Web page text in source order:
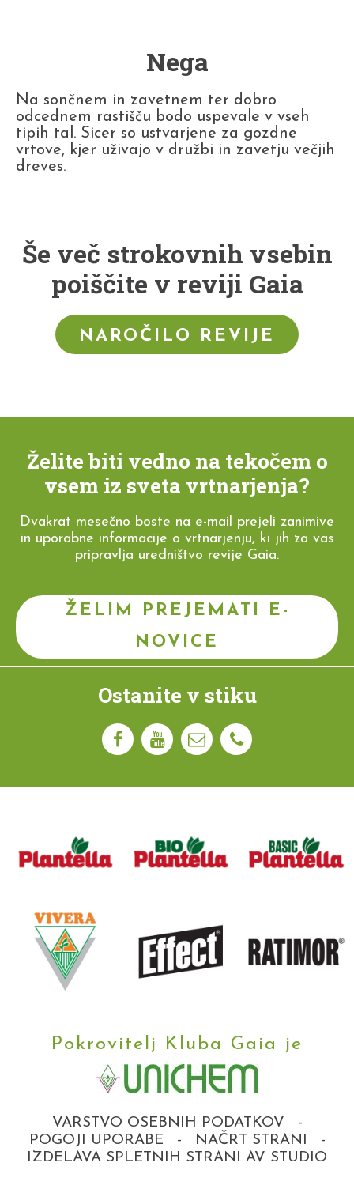
Nega
Na sončnem in zavetnem ter dobro
odcednem rastišču bodo uspevale v vseh
tipih tal. Sicer so ustvarjene za gozdne
vrtove, kjer uživajo v družbi in zavetju večjih
dreves.
Še več strokovnih vsebin
poiščite v reviji Gaia
NAROČILO REVIJE
Želite biti vedno na tekočem o
vsem iz sveta vrtnarjenja?
Dvakrat mesečno boste na e-mail prejeli zanimive
in uporabne informacije o vrtnarjenju, ki jih za vas
pripravlja uredništvo revije Gaia.
ŽELIM PREJEMATI E-
NOVICE
Ostanite v stiku
Pokrovitelj Kluba Gaia je
VARSTVO OSEBNIH PODATKOV
-
POGOJI UPORABE
- NAČRT STRANI
-
IZDELAVA SPLETNIH STRANI AV STUDIO